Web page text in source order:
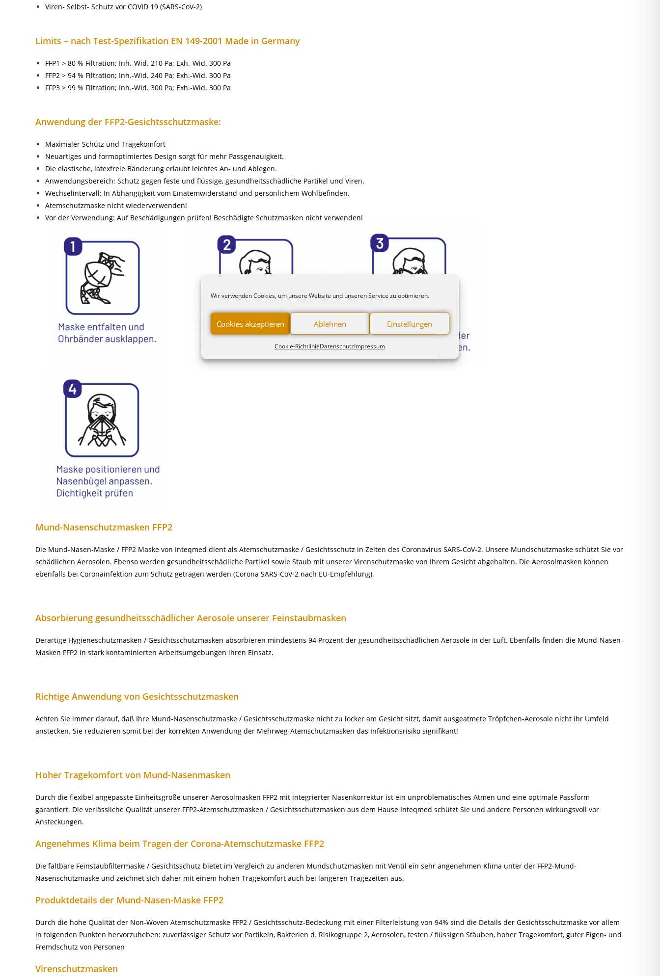
Wir verwenden Cookies, um unsere Website und unseren Service zu optimieren.
Cookies akzeptieren Ablehnen Einstellungen
Cookie-RichtlinieDatenschutzImpressum
Viren- Selbst- Schutz vor COVID 19 (SARS-CoV-2)
Limits – nach Test-Spezifikation EN 149-2001 Made in Germany
FFP1 > 80 % Filtration; Inh.-Wid. 210 Pa; Exh.-Wid. 300 Pa
FFP2 > 94 % Filtration; Inh.-Wid. 240 Pa; Exh.-Wid. 300 Pa
FFP3 > 99 % Filtration; Inh.-Wid. 300 Pa; Exh.-Wid. 300 Pa
Anwendung der FFP2-Gesichtsschutzmaske:
Maximaler Schutz und Tragekomfort
Neuartiges und formoptimiertes Design sorgt für mehr Passgenauigkeit.
Die elastische, latexfreie Bänderung erlaubt leichtes An- und Ablegen.
Anwendungsbereich: Schutz gegen feste und flüssige, gesundheitsschädliche Partikel und Viren.
Wechselintervall: In Abhängigkeit vom Einatemwiderstand und persönlichem Wohlbefinden.
Atemschutzmaske nicht wiederverwenden!
Vor der Verwendung: Auf Beschädigungen prüfen! Beschädigte Schutzmasken nicht verwenden!
Mund-Nasenschutzmasken FFP2
Die Mund-Nasen-Maske / FFP2 Maske von Inteqmed dient als Atemschutzmaske / Gesichtsschutz in Zeiten des Coronavirus SARS-CoV-2. Unsere Mundschutzmaske schützt Sie vor
schädlichen Aerosolen. Ebenso werden gesundheitsschädliche Partikel sowie Staub mit unserer Virenschutzmaske von Ihrem Gesicht abgehalten. Die Aerosolmasken können
ebenfalls bei Coronainfektion zum Schutz getragen werden (Corona SARS-CoV-2 nach EU-Empfehlung).
Absorbierung gesundheitsschädlicher Aerosole unserer Feinstaubmasken
Derartige Hygieneschutzmasken / Gesichtsschutzmasken absorbieren mindestens 94 Prozent der gesundheitsschädlichen Aerosole in der Luft. Ebenfalls finden die Mund-Nasen-
Masken FFP2 in stark kontaminierten Arbeitsumgebungen ihren Einsatz.
Richtige Anwendung von Gesichtsschutzmasken
Achten Sie immer darauf, daß Ihre Mund-Nasenschutzmaske / Gesichtsschutzmaske nicht zu locker am Gesicht sitzt, damit ausgeatmete Tröpfchen-Aerosole nicht ihr Umfeld
anstecken. Sie reduzieren somit bei der korrekten Anwendung der Mehrweg-Atemschutzmasken das Infektionsrisiko signifikant!
Hoher Tragekomfort von Mund-Nasenmasken
Durch die flexibel angepasste Einheitsgröße unserer Aerosolmasken FFP2 mit integrierter Nasenkorrektur ist ein unproblematisches Atmen und eine optimale Passform
garantiert. Die verlässliche Qualität unserer FFP2-Atemschutzmasken / Gesichtsschutzmasken aus dem Hause Inteqmed schützt Sie und andere Personen wirkungsvoll vor
Ansteckungen.
Angenehmes Klima beim Tragen der Corona-Atemschutzmaske FFP2
Die faltbare Feinstaubfiltermaske / Gesichtsschutz bietet im Vergleich zu anderen Mundschutzmasken mit Ventil ein sehr angenehmen Klima unter der FFP2-Mund-
Nasenschutzmaske und zeichnet sich daher mit einem hohen Tragekomfort auch bei längeren Tragezeiten aus.
Produktdetails der Mund-Nasen-Maske FFP2
Durch die hohe Qualität der Non-Woven Atemschutzmaske FFP2 / Gesichtsschutz-Bedeckung mit einer Filterleistung von 94% sind die Details der Gesichtsschutzmaske vor allem
in folgenden Punkten hervorzuheben: zuverlässiger Schutz vor Partikeln, Bakterien d. Risikogruppe 2, Aerosolen, festen / flüssigen Stäuben, hoher Tragekomfort, guter Eigen- und
Fremdschutz von Personen
Virenschutzmasken